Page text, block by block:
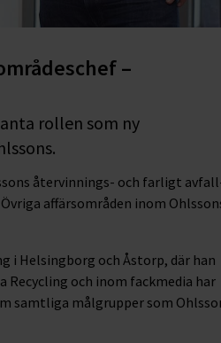
–
rollen som ny
återvinnings- och farligt
affärsområden inom
i Helsingborg och Åstorp, där han
Recycling och inom fackmedia har
samtliga målgrupper som